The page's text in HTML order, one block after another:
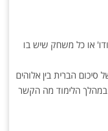
או כל משחק שיש בו
הברית בין אלוהים
הלימוד מה הקשר